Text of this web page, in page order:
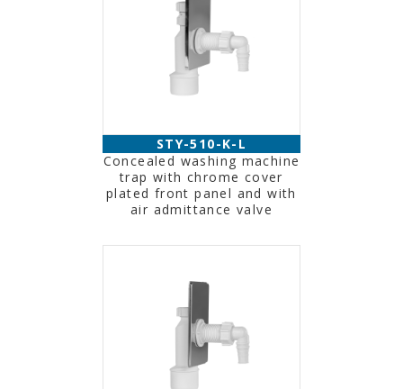
STY-510-K-L
Concealed washing machine
trap with chrome cover
plated front panel and with
air admittance valve